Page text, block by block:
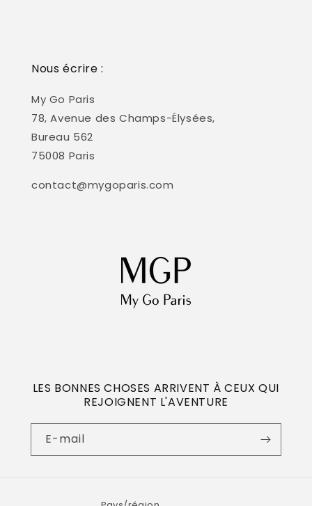
Nous écrire :
My Go Paris
78, Avenue des Champs-Élysées,
Bureau 562
75008 Paris
contact@mygoparis.com
LES BONNES CHOSES ARRIVENT À CEUX QUI
REJOIGNENT L'AVENTURE
E-mail